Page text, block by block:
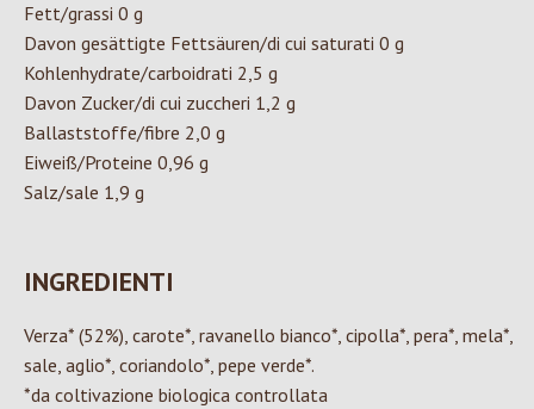
Fett/grassi 0 g
Davon gesättigte Fettsäuren/di cui saturati 0 g
Kohlenhydrate/carboidrati 2,5 g
Davon Zucker/di cui zuccheri 1,2 g
Ballaststoffe/fibre 2,0 g
Eiweiß/Proteine 0,96 g
Salz/sale 1,9 g
INGREDIENTI
Verza* (52%), carote*, ravanello bianco*, cipolla*, pera*, mela*,
sale, aglio*, coriandolo*, pepe verde*.
*da coltivazione biologica controllata